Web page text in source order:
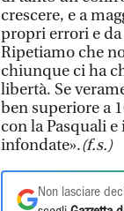
crescere, e a
propri errori e
Ripetiamo che
chiunque ci ha
libertà. Se
ben superiore a
con la Pasquali
infondate».(f.s.)
Non lasciare